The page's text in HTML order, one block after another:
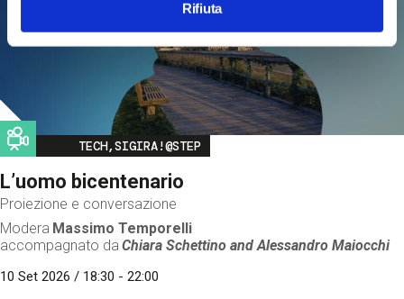
Rifiuta
Image
TECH,SIGIRA!@STEP
L’uomo bicentenario
Proiezione e conversazione
Modera Massimo Temporelli
accompagnato da Chiara Schettino andAlessandro Maiocchi
10 Set 2026 / 18:30 - 22:00